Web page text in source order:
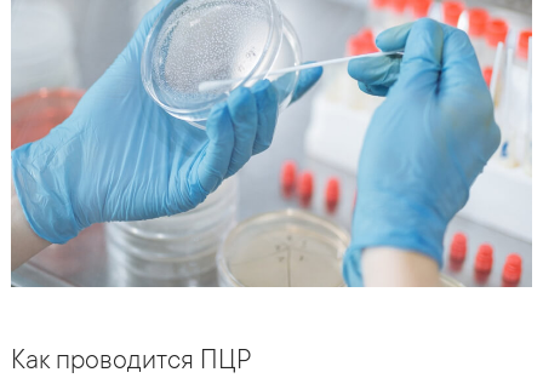
Как проводится ПЦР